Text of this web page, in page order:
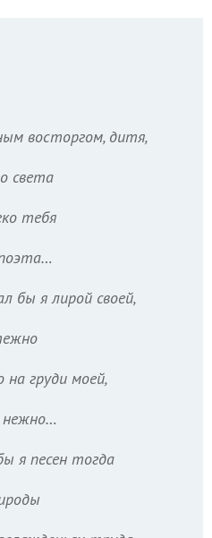
восторгом, дитя,
света
тебя
бы я лирой своей,
груди моей,
я песен тогда